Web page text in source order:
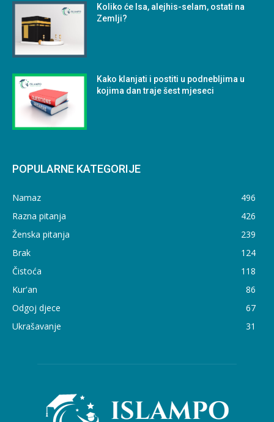
Koliko će Isa, alejhis-selam, ostati na
Zemlji?
Kako klanjati i postiti u podnebljima u
kojima dan traje šest mjeseci
POPULARNE KATEGORIJE
Namaz
496
Razna pitanja
426
Ženska pitanja
239
Brak
124
Čistoća
118
Kur'an
86
Odgoj djece
67
Ukrašavanje
31